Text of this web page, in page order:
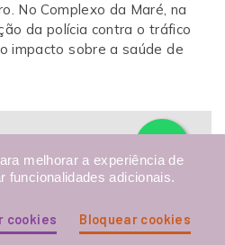
No Complexo da Maré, na
da polícia contra o tráfico
impacto sobre a saúde de
melhorar a experiência de
funcionalidades adicionais.
Bloquear cookies
cookies